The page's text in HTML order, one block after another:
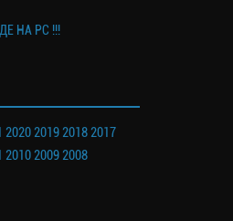
НА PC !!!
2020201920182017
201020092008